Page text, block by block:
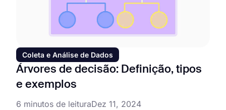
Coleta e Análise de Dados
Árvores de decisão: Definição, tipos
e exemplos
6 minutos de leituraDez 11, 2024